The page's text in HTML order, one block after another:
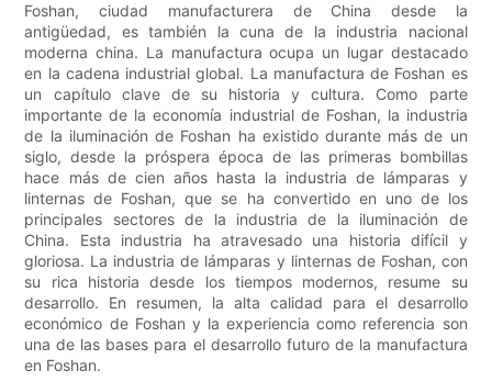
Foshan, ciudad manufacturera de China desde la
antigüedad, es también la cuna de la industria nacional
moderna china. La manufactura ocupa un lugar destacado
en la cadena industrial global. La manufactura de Foshan es
un capítulo clave de su historia y cultura. Como parte
importante de la economía industrial de Foshan, la industria
de la iluminación de Foshan ha existido durante más de un
siglo, desde la próspera época de las primeras bombillas
hace más de cien años hasta la industria de lámparas y
linternas de Foshan, que se ha convertido en uno de los
principales sectores de la industria de la iluminación de
China. Esta industria ha atravesado una historia difícil y
gloriosa. La industria de lámparas y linternas de Foshan, con
su rica historia desde los tiempos modernos, resume su
desarrollo. En resumen, la alta calidad para el desarrollo
económico de Foshan y la experiencia como referencia son
una de las bases para el desarrollo futuro de la manufactura
en Foshan.